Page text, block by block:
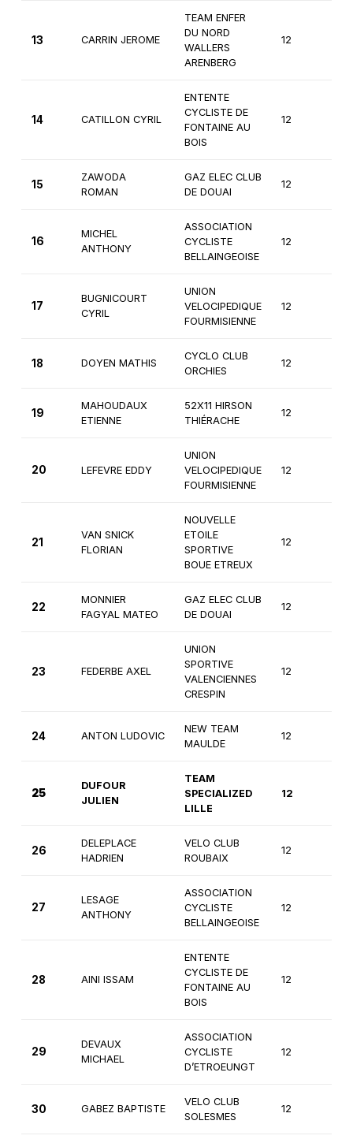
13 CARRIN JEROME
TEAM ENFER
DU NORD
WALLERS
ARENBERG
12
14 CATILLON CYRIL
ENTENTE
CYCLISTE DE
FONTAINE AU
BOIS
12
15
ZAWODA
ROMAN
GAZ ELEC CLUB
DE DOUAI
12
16
MICHEL
ANTHONY
ASSOCIATION
CYCLISTE
BELLAINGEOISE
12
17
BUGNICOURT
CYRIL
UNION
VELOCIPEDIQUE
FOURMISIENNE
12
18 DOYEN MATHIS
CYCLO CLUB
ORCHIES
12
19
MAHOUDAUX
ETIENNE
52X11 HIRSON
THIÉRACHE
12
20 LEFEVRE EDDY
UNION
VELOCIPEDIQUE
FOURMISIENNE
12
21
VAN SNICK
FLORIAN
NOUVELLE
ETOILE
SPORTIVE
BOUE ETREUX
12
22
MONNIER
FAGYAL MATEO
GAZ ELEC CLUB
DE DOUAI
12
23 FEDERBE AXEL
UNION
SPORTIVE
VALENCIENNES
CRESPIN
12
24 ANTON LUDOVIC
NEW TEAM
MAULDE
12
25
DUFOUR
JULIEN
TEAM
SPECIALIZED
LILLE
12
26
DELEPLACE
HADRIEN
VELO CLUB
ROUBAIX
12
27
LESAGE
ANTHONY
ASSOCIATION
CYCLISTE
BELLAINGEOISE
12
28 AINI ISSAM
ENTENTE
CYCLISTE DE
FONTAINE AU
BOIS
12
29
DEVAUX
MICHAEL
ASSOCIATION
CYCLISTE
D’ETROEUNGT
12
30 GABEZ BAPTISTE
VELO CLUB
SOLESMES
12